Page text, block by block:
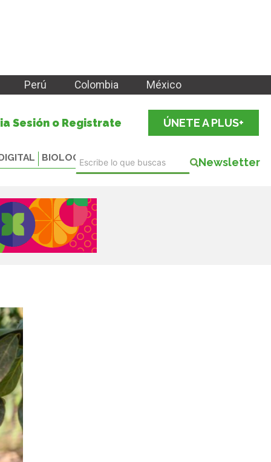
Perú Colombia México
Sesión o Registrate ÚNETE A PLUS+
BIOLOGICALS Newsletter